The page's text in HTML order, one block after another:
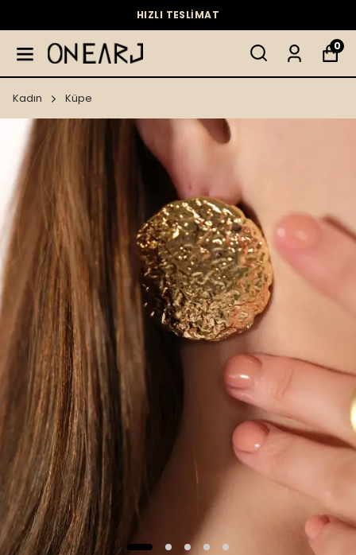
HIZLI TESLİMAT
0
Kadın Küpe